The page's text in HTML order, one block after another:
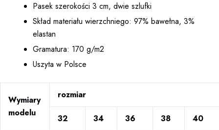
Pasek szerokości 3 cm, dwie szlufki
Skład materiału wierzchniego: 97% bawełna, 3%
elastan
Gramatura: 170 g/m2
Uszyta w Polsce
Wymiary
modelu
rozmiar
32 34 36 38 40